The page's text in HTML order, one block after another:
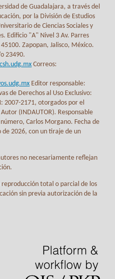
de Guadalajara, a través del
por la División de Estudios
de Ciencias Sociales y
Edificio "A" Nivel 3 Av. Parres
Zapopan, Jalisco, México.
23490.
Correos:
Editor responsable:
de Derechos al Uso Exclusivo:
2007-2171, otorgados por el
(INDAUTOR). Responsable
Carlos Morgano. Fecha de
2026, con un tiraje de un
no necesariamente reflejan
total o parcial de los
sin previa autorización de la